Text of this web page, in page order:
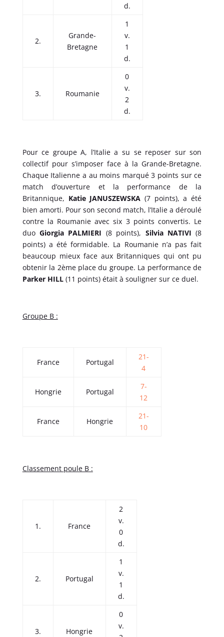
d.
2.
Grande-
Bretagne
1
v.
1
d.
3. Roumanie
0
v.
2
d.
Pour ce groupe A, l’Italie a su se reposer sur son
collectif pour s’imposer face à la Grande-Bretagne.
Chaque Italienne a au moins marqué 3 points sur ce
match d’ouverture et la performance de la
Britannique, Katie JANUSZEWSKA (7 points), a été
bien amorti. Pour son second match, l’Italie a déroulé
contre la Roumanie avec six 3 points convertis. Le
duoGiorgia PALMIERI (8 points), Silvia NATIVI (8
points) a été formidable. La Roumanie n’a pas fait
beaucoup mieux face aux Britanniques qui ont pu
obtenir la 2ème place du groupe. La performance de
Parker HILL(11 points) était à souligner sur ce duel.
Groupe B :
France Portugal
21-
4
Hongrie Portugal
7-
12
France Hongrie
21-
10
Classement poule B :
1. France
2
v.
0
d.
2. Portugal
1
v.
1
d.
3. Hongrie
0
v.